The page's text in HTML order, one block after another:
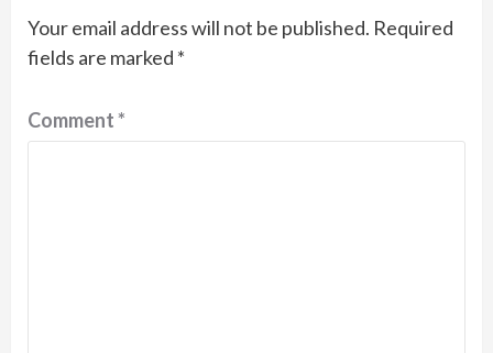
Your email address will not be published. Required
fields are marked *
Comment*